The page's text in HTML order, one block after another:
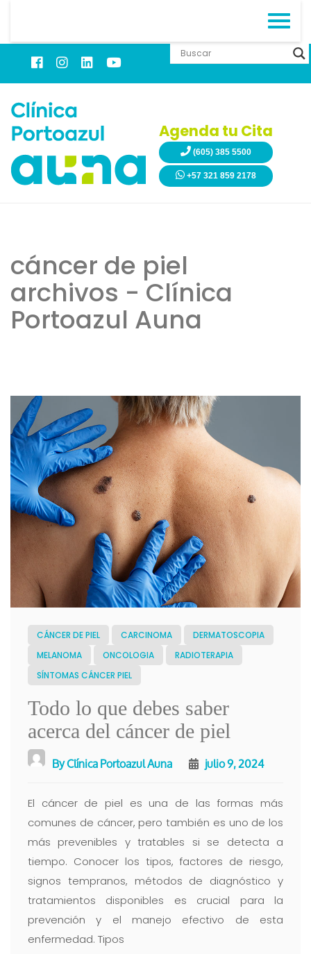
Agenda tu Cita
(605) 385 5500
+57 321 859 2178
cáncer de piel
archivos - Clínica
Portoazul Auna
CÁNCER DE PIEL CARCINOMA
DERMATOSCOPIA
MELANOMA
ONCOLOGIA
RADIOTERAPIA
SÍNTOMAS CÁNCER PIEL
Todo lo que debes saber
acerca del cáncer de piel
ByClínica Portoazul Auna julio 9, 2024
El cáncer de piel es una de las formas más
comunes de cáncer, pero también es uno de los
más prevenibles y tratables si se detecta a
tiempo. Conocer los tipos, factores de riesgo,
signos tempranos, métodos de diagnóstico y
tratamientos disponibles es crucial para la
prevención y el manejo efectivo de esta
enfermedad. Tipos